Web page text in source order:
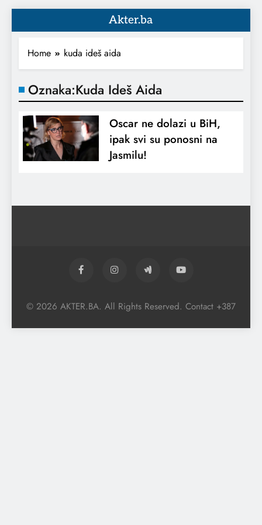
Akter.ba
Home kuda ideš aida
Oznaka:Kuda Ideš Aida
Oscar ne dolazi u BiH,
ipak svi su ponosni na
Jasmilu!
© 2026 AKTER.BA. All Rights Reserved. Contact +387